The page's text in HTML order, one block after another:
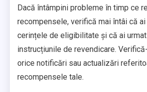
Dacă întâmpini probleme în timp ce
recompensele, verifică mai întâi că
cerințele de eligibilitate și că ai
instrucțiunile de revendicare.
orice notificări sau actualizări
recompensele tale.